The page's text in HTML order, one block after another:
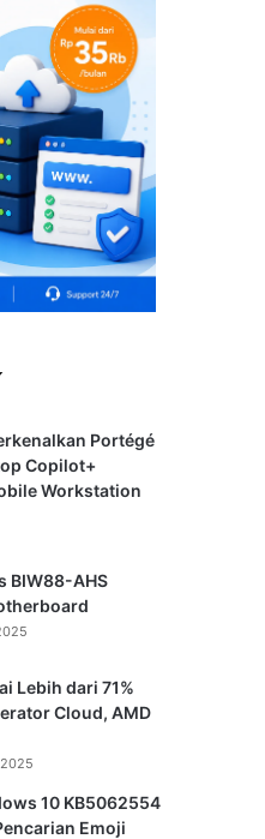
Portégé
Copilot+
Workstation
BIW88-AHS
Lebih dari 71%
Cloud, AMD
10 KB5062554
Emoji